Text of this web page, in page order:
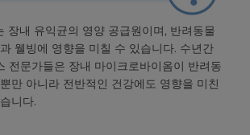
장내 유익균의 영양 공급원이며, 반려동물
웰빙에 영향을 미칠 수 있습니다. 수년간
전문가들은 장내 마이크로바이옴이 반려동
만 아니라 전반적인 건강에도 영향을 미친
니다.